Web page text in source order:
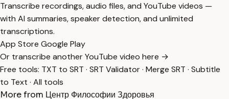
Transcribe recordings, audio files, and YouTube videos —
with AI summaries, speaker detection, and unlimited
transcriptions.
App Store Google Play
Or transcribe another YouTube video here →
Free tools: TXT to SRT · SRT Validator· Merge SRT · Subtitle
to Text · All tools
More from Центр Философии Здоровья